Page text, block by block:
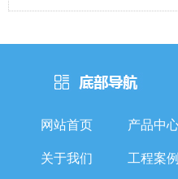
网站首页 产品中
关于我们 工程案例